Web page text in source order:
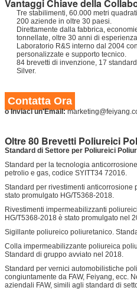
Vantaggi Chiave della
Tre stabilimenti, 60.000 metri
200 aziende in oltre 30 paesi.
Direttamente dalla fabbrica,
tonnellate, oltre 30 anni di
Laboratorio R&S interno dal 2004
personalizzate e supporto tecnico.
84 brevetti di invenzione, 17
Silver.
Contatta Ora
o Inviaci un'Email:
Oltre 80 Brevetti Poliureici
Standard di Settore per Poliureici
Standard per la tecnologia
petrolio e gas, codice SYITT34 72016.
Standard per rivestimenti
stato promulgato HG/T5368-2018.
Rivestimenti impermeabilizzanti
HG/T5368-2018 è stato promulgato nel
Sigillante poliureico poliuretanico.
Colla impermeabilizzante poliureica
Standard di gruppo avviato nel 2018.
Standard per vernici automobilistiche
congiuntamente da FAW, Feiyang, ecc.
aziendali FAW, simili agli standard di